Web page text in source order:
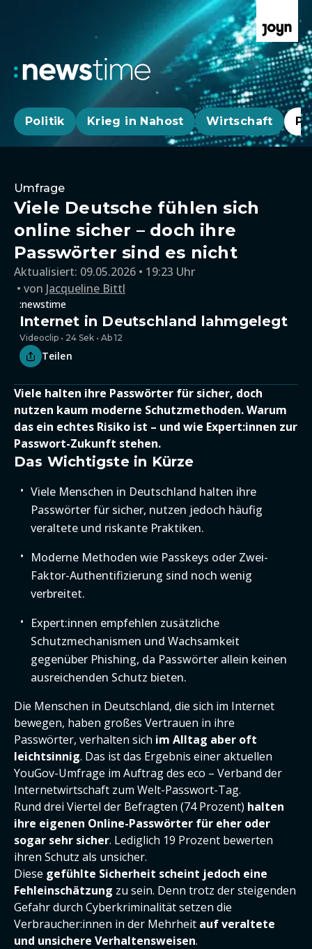
Politik Krieg in Nahost Wirtschaft
Umfrage
Viele Deutsche fühlen sich
online sicher – doch ihre
Passwörter sind es nicht
Aktualisiert: 09.05.2026 • 19:23 Uhr
von Jacqueline Bittl
:newstime
Internet in Deutschland lahmgelegt
Videoclip • 24 Sek • Ab 12
Teilen
Viele halten ihre Passwörter für sicher, doch
nutzen kaum moderne Schutzmethoden. Warum
das ein echtes Risiko ist – und wie Expert:innen zur
Passwort-Zukunft stehen.
Das Wichtigste in Kürze
Viele Menschen in Deutschland halten ihre
Passwörter für sicher, nutzen jedoch häufig
veraltete und riskante Praktiken.
Moderne Methoden wie Passkeys oder Zwei-
Faktor-Authentifizierung sind noch wenig
verbreitet.
Expert:innen empfehlen zusätzliche
Schutzmechanismen und Wachsamkeit
gegenüber Phishing, da Passwörter allein keinen
ausreichenden Schutz bieten.
Die Menschen in Deutschland, die sich im Internet
bewegen, haben großes Vertrauen in ihre
Passwörter, verhalten sich im Alltag aber oft
leichtsinnig. Das ist das Ergebnis einer aktuellen
YouGov-Umfrage im Auftrag des eco – Verband der
Internetwirtschaft zum Welt-Passwort-Tag.
Rund drei Viertel der Befragten (74 Prozent) halten
ihre eigenen Online-Passwörter für eher oder
sogar sehr sicher. Lediglich 19 Prozent bewerten
ihren Schutz als unsicher.
Diese gefühlte Sicherheit scheint jedoch eine
Fehleinschätzung zu sein. Denn trotz der steigenden
Gefahr durch Cyberkriminalität setzen die
Verbraucher:innen in der Mehrheit auf veraltete
und unsichere Verhaltensweisen.